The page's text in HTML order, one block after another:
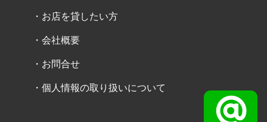
・ お店を貸したい方
・会社概要
・ お問合せ
・個人情報の取り扱いについて